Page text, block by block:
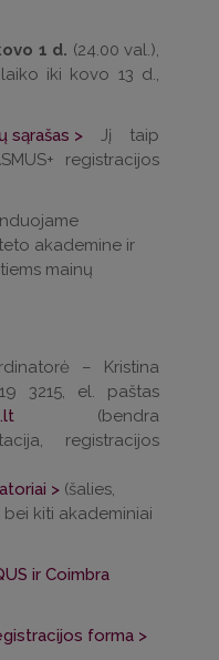
1 d. (24.00 val.),
iki kovo 13 d.,
sąrašas > Jį taip
registracijos
akademine ir
mainų
– Kristina
3215, el. paštas
(bendra
registracijos
> (šalies,
kiti akademiniai
ir Coimbra
forma >